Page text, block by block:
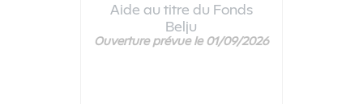
Aide au titre du Fonds
Belju
Ce téléservice n'est pas disponible
Ouverture prévue le 01/09/2026